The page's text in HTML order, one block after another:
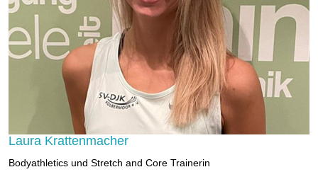
Laura Krattenmacher
Bodyathletics und Stretch and Core Trainerin